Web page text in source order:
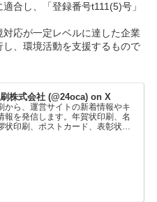
合し、「登録番号t111(5)号」
応が一定レベルに達した企業
、環境活動を支援するもので
株式会社 (@24oca) on X
から、運営サイトの新着情報やキ
報を発信します。年賀状印刷、名
状印刷、ポストカード、表彰状印